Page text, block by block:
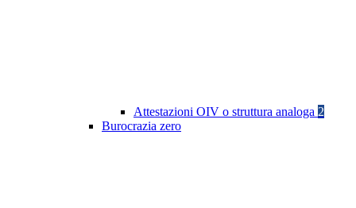
Attestazioni OIV o struttura analoga 2
Burocrazia zero